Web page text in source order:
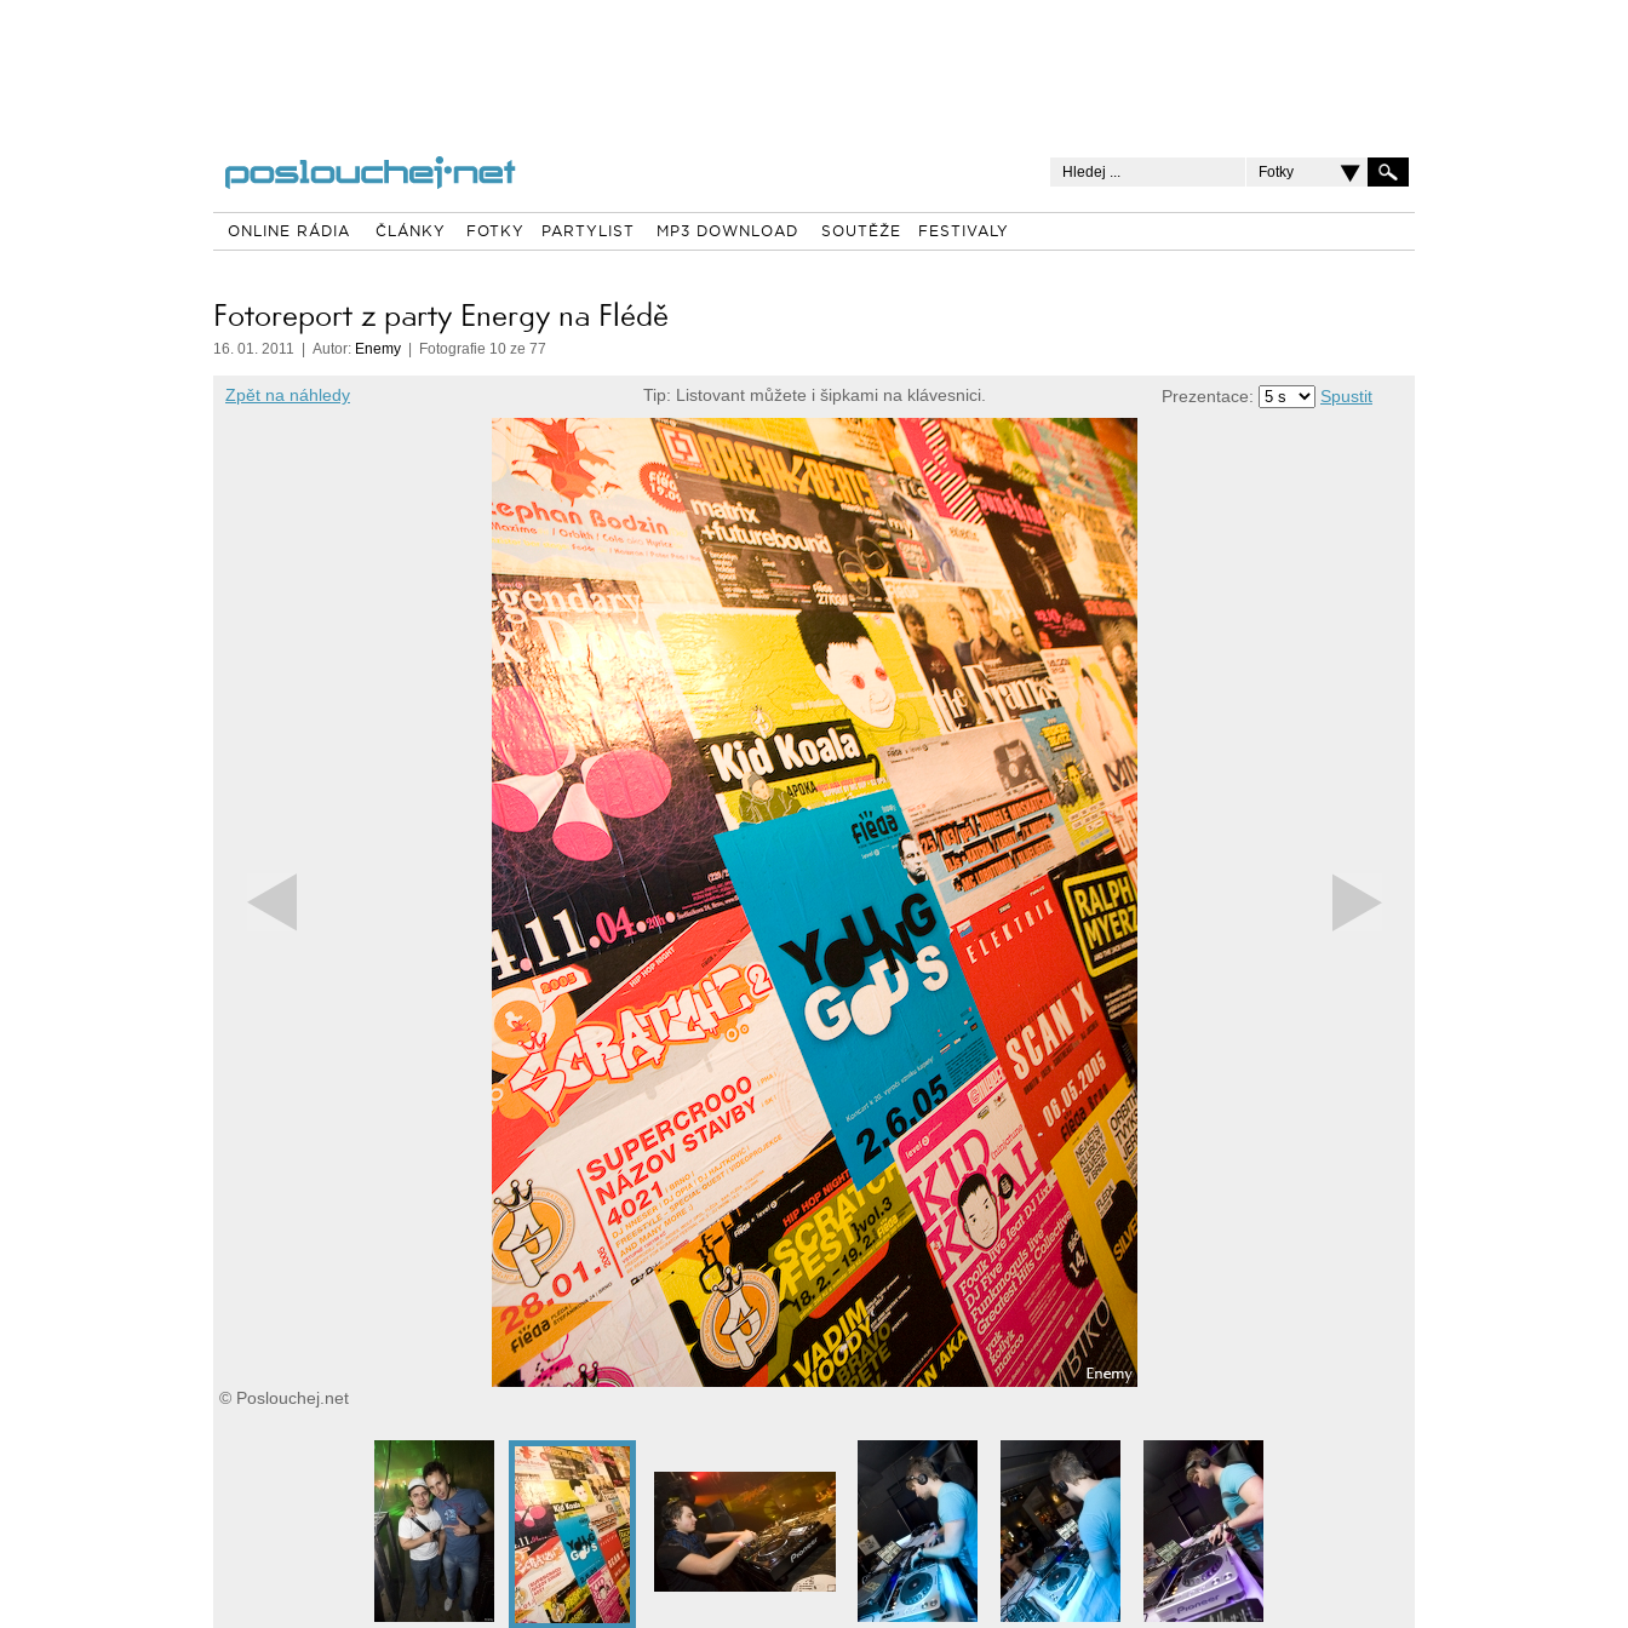
Fotky
ONLINE RÁDIA ČLÁNKY FOTKY PARTYLIST MP3 DOWNLOAD SOUTĚŽE FESTIVALY
Fotoreport z party Energy na Flédě
16. 01. 2011 | Autor: Enemy | Fotografie 10 ze 77
Zpět na náhledy Tip: Listovant můžete i šipkami na klávesnici. Prezentace: Spustit
© Poslouchej.net